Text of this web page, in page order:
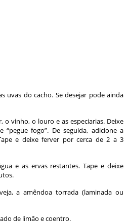
uvas do cacho. Se desejar pode ainda
o vinho, o louro e as especiarias. Deixe
fogo”. De seguida, adicione a
e deixe ferver por cerca de 2 a 3
e as ervas restantes. Tape e deixe
a amêndoa torrada (laminada ou
de limão e coentro.